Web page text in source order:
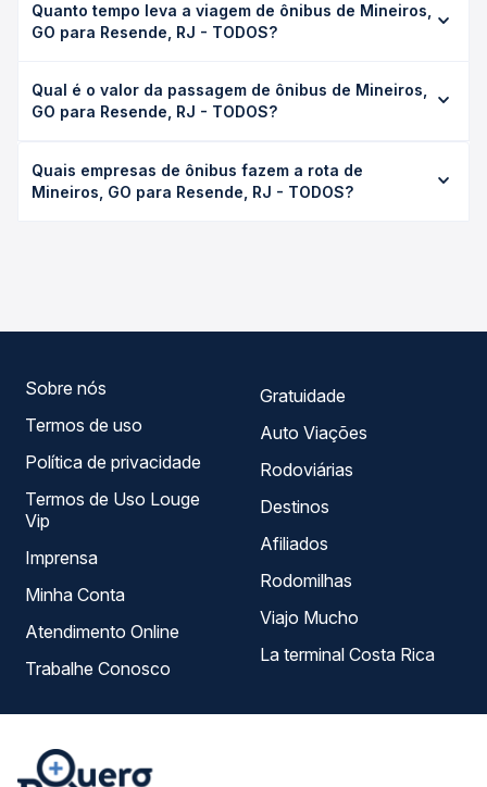
Quanto tempo leva a viagem de ônibus de Mineiros,
GO para Resende, RJ - TODOS?
TODOS leva em média 25h 35min, podendo variar
conforme a viação, o tipo de serviço (convencional,
duração exata de cada opção na data desejada.
Qual é o valor da passagem de ônibus de Mineiros,
GO para Resende, RJ - TODOS?
Resende, RJ - TODOS custa em média R$ 536,13 e varia
conforme a data da viagem, a empresa, o tipo de poltrona
Quais empresas de ônibus fazem a rota de
Mineiros, GO para Resende, RJ - TODOS?
Sobre nós
Termos de uso
Política de privacidade
Termos de Uso Louge
Vip
Imprensa
Minha Conta
Atendimento Online
Trabalhe Conosco
Gratuidade
Auto Viações
Rodoviárias
Destinos
Afiliados
Rodomilhas
Viajo Mucho
La terminal Costa Rica